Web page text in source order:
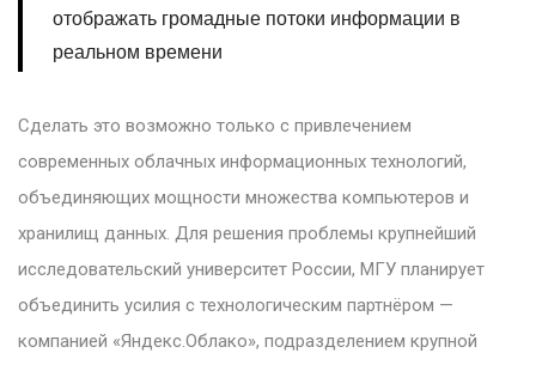
отображать громадные потоки информации в
реальном времени
Сделать это возможно только с привлечением
современных облачных информационных технологий,
объединяющих мощности множества компьютеров и
хранилищ данных. Для решения проблемы крупнейший
исследовательский университет России, МГУ планирует
объединить усилия с технологическим партнёром —
компанией «Яндекс.Облако», подразделением крупной